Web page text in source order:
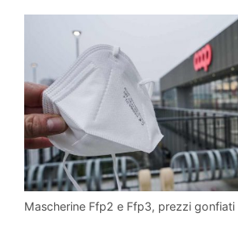
Mascherine Ffp2 e Ffp3, prezzi gonfiati